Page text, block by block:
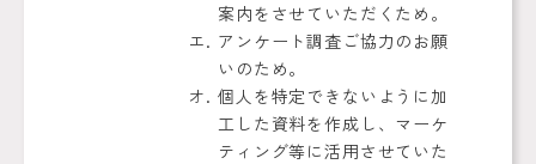
案内をさせていただくため。
アンケート調査ご協力のお願
いのため。
個人を特定できないように加
工した資料を作成し、マーケ
ティング等に活用させていた